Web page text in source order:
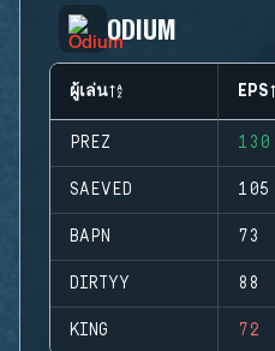
ODIUM
ผู้เล่น EPS
PREZ 130
SAEVED 105
BAPN 73
DIRTYY 88
KING 72